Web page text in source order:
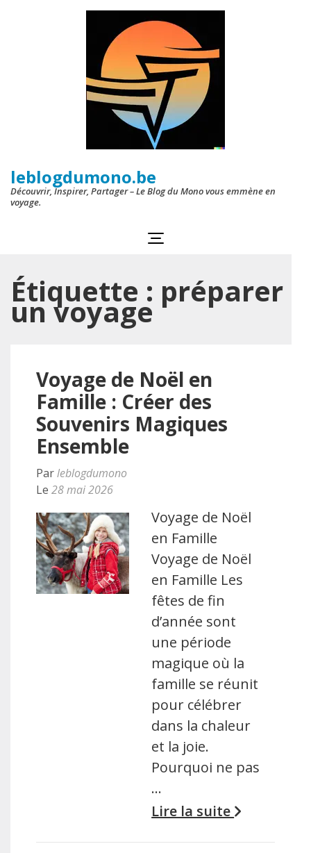
leblogdumono.be
Découvrir, Inspirer, Partager – Le Blog du Mono vous emmène en
voyage.
Étiquette : préparer
un voyage
Voyage de Noël en
Famille : Créer des
Souvenirs Magiques
Ensemble
Parleblogdumono
Le 28 mai 2026
Voyage de Noël
en Famille
Voyage de Noël
en Famille Les
fêtes de fin
d’année sont
une période
magique où la
famille se réunit
pour célébrer
dans la chaleur
et la joie.
Pourquoi ne pas
…
Lire la suite